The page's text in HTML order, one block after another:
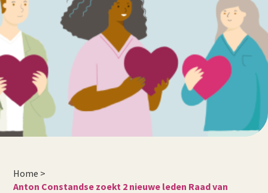
Home >
Anton Constandse zoekt 2 nieuwe leden Raad van